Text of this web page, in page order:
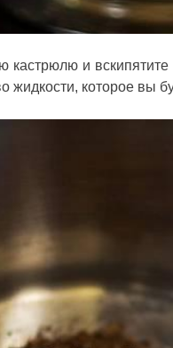
кастрюлю и
жидкости, которое вы